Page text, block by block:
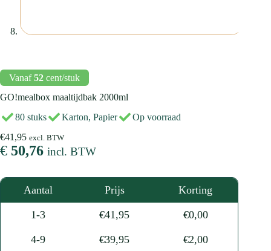
Aantal Prijs Korting
1-3 €41,95 €0,00
4-9 €39,95 €2,00
Vanaf52 cent/stuk
GO!mealbox maaltijdbak 2000ml
80 stuks
Karton, Papier
Op voorraad
€41,95 excl. BTW
€ 50,76 incl. BTW